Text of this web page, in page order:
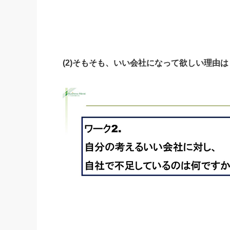
(2)そもそも、いい会社になって欲しい理由は